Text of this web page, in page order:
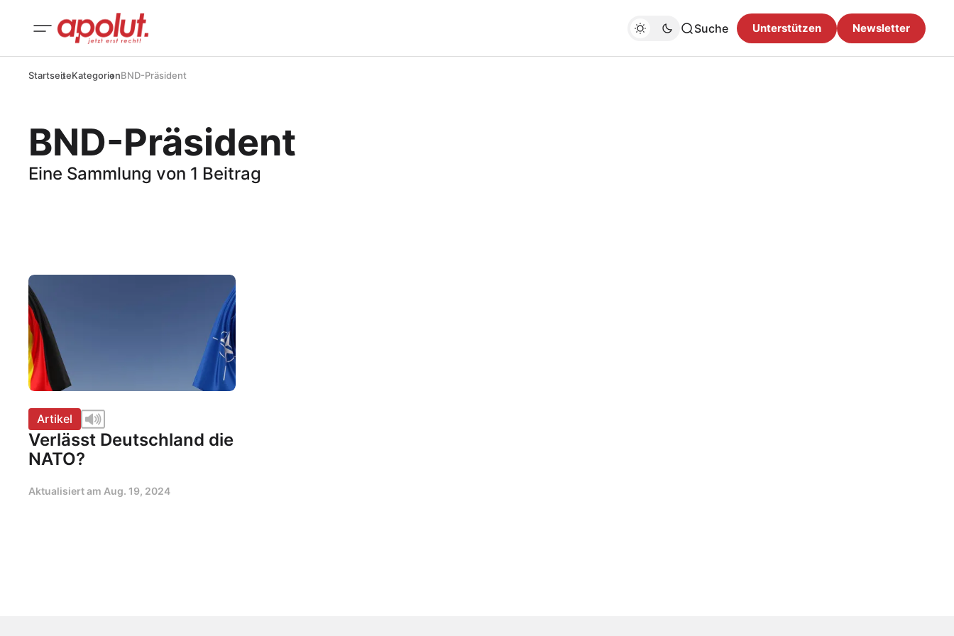
Suche Unterstützen Newsletter
StartseiteKategorienBND-Präsident
BND-Präsident
Eine Sammlung von 1 Beitrag
Artikel
Verlässt Deutschland die
NATO?
Aktualisiert am Aug. 19, 2024